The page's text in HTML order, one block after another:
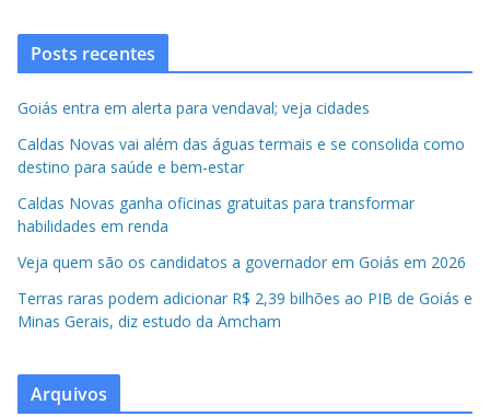
Posts recentes
Goiás entra em alerta para vendaval; veja cidades
Caldas Novas vai além das águas termais e se consolida como
destino para saúde e bem-estar
Caldas Novas ganha oficinas gratuitas para transformar
habilidades em renda
Veja quem são os candidatos a governador em Goiás em 2026
Terras raras podem adicionar R$ 2,39 bilhões ao PIB de Goiás e
Minas Gerais, diz estudo da Amcham
Arquivos